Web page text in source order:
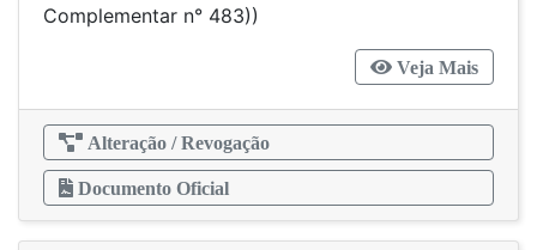
Complementar n° 483))
Veja Mais
Alteração / Revogação
Documento Oficial